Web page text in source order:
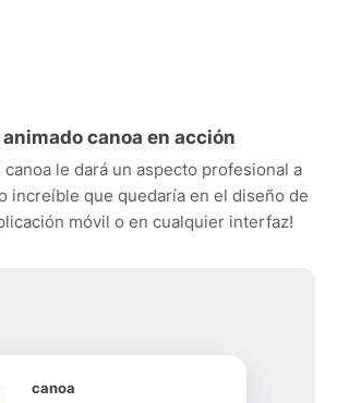
canoa en acción
canoa le dará un aspecto profesional a
increíble que quedaría en el diseño de
móvil o en cualquier interfaz!
canoa